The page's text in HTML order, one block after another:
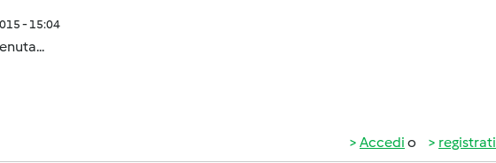
- 15:04
Accedi o registrati